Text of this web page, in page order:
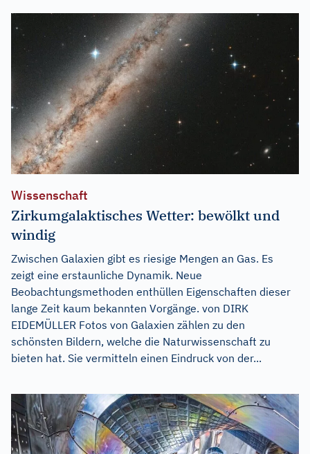
Wissenschaft
Zirkumgalaktisches Wetter: bewölkt und
windig
Zwischen Galaxien gibt es riesige Mengen an Gas. Es
zeigt eine erstaunliche Dynamik. Neue
Beobachtungsmethoden enthüllen Eigenschaften dieser
lange Zeit kaum bekannten Vorgänge. von DIRK
EIDEMÜLLER Fotos von Galaxien zählen zu den
schönsten Bildern, welche die Naturwissenschaft zu
bieten hat. Sie vermitteln einen Eindruck von der...